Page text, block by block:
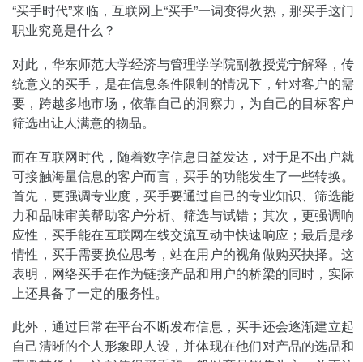
“买手时代”来临，互联网上“买手”一词变得火热，那买手这门
职业究竟是什么？
对此，华东师范大学经济与管理学学院副教授党宁解释，传
统意义的买手，是在信息条件限制的情况下，针对客户的需
要，跨越多地市场，依靠自己的洞察力，为自己的目标客户
筛选出让人满意的物品。
而在互联网时代，随着数字信息日益发达，对于足不出户就
可接触海量信息的客户而言，买手的功能发生了一些转换。
首先，更强调专业度，买手要通过自己的专业知识、筛选能
力和品味审美帮助客户分析、筛选与试错；其次，更强调响
应性，买手能在互联网在线交流互动中快速响应；最后是移
情性，买手需要换位思考，站在用户的视角做购买抉择。这
表明，网络买手在作为链接产品和用户的桥梁的同时，实际
上还具备了一定的服务性。
此外，通过日常在平台不断发布信息，买手还会逐渐建立起
自己清晰的个人形象即人设，并体现在他们对产品的选品和